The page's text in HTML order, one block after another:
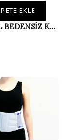
EKLE
BLUEWELL BEDENSİZ KARIN KORSESİ BD420